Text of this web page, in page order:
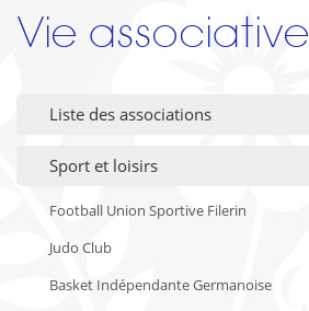
Vie associative
Liste des associations
Sport et loisirs
Football Union Sportive Filerin
Judo Club
Basket Indépendante Germanoise